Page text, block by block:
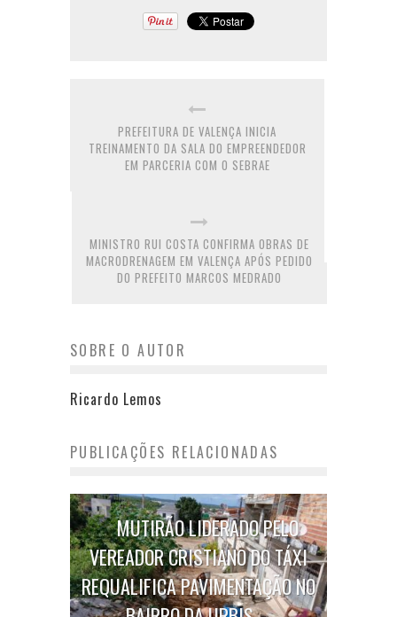
PREFEITURA DE VALENÇA INICIA
TREINAMENTO DA SALA DO EMPREENDEDOR
EM PARCERIA COM O SEBRAE
MINISTRO RUI COSTA CONFIRMA OBRAS DE
MACRODRENAGEM EM VALENÇA APÓS PEDIDO
DO PREFEITO MARCOS MEDRADO
SOBRE O AUTOR
Ricardo Lemos
PUBLICAÇÕES RELACIONADAS
MUTIRÃO LIDERADO PELO
VEREADOR CRISTIANO DO TÁXI
REQUALIFICA PAVIMENTAÇÃO NO